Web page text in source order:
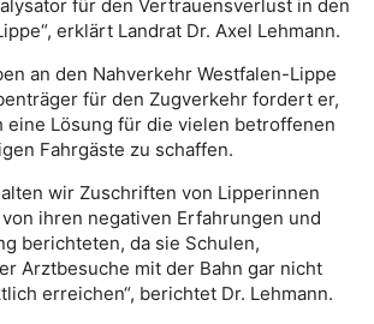
für den Vertrauensverlust in den
erklärt Landrat Dr. Axel Lehmann.
an den Nahverkehr Westfalen-Lippe
für den Zugverkehr fordert er,
eine Lösung für die vielen betroffenen
Fahrgäste zu schaffen.
wir Zuschriften von Lipperinnen
ihren negativen Erfahrungen und
berichteten, da sie Schulen,
Arztbesuche mit der Bahn gar nicht
erreichen“, berichtet Dr. Lehmann.